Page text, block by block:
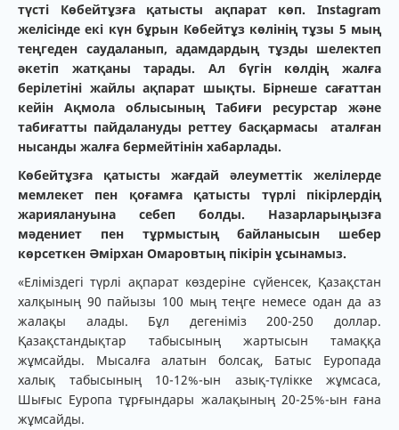
түсті Көбейтұзға қатысты ақпарат көп. Instagram
желісінде екі күн бұрын Көбейтұз көлінің тұзы 5 мың
теңгеден саудаланып, адамдардың тұзды шелектеп
әкетіп жатқаны тарады. Ал бүгін көлдің жалға
берілетіні жайлы ақпарат шықты. Бірнеше сағаттан
кейін Ақмола облысының Табиғи ресурстар және
табиғатты пайдалануды реттеу басқармасы
аталған
нысанды жалға бермейтінін хабарлады.
Көбейтұзға қатысты жағдай әлеуметтік желілерде
мемлекет пен қоғамға қатысты түрлі пікірлердің
жариялануына себеп болды. Назарларыңызға
мәдениет пен тұрмыстың байланысын шебер
көрсеткен Әмірхан Омаровтың пікірін ұсынамыз.
«Еліміздегі түрлі ақпарат көздеріне сүйенсек, Қазақстан
халқының 90 пайызы 100 мың теңге немесе одан да аз
жалақы алады. Бұл дегеніміз 200-250 доллар.
Қазақстандықтар табысының жартысын тамаққа
жұмсайды. Мысалға алатын болсақ, Батыс Еуропада
халық табысының 10-12%-ын азық-түлікке жұмсаса,
Шығыс Еуропа тұрғындары жалақының 20-25%-ын ғана
жұмсайды.